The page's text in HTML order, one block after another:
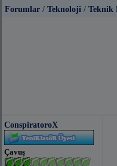
Forumlar / Teknoloji / Teknik
ConspiratoroX
Çavuş